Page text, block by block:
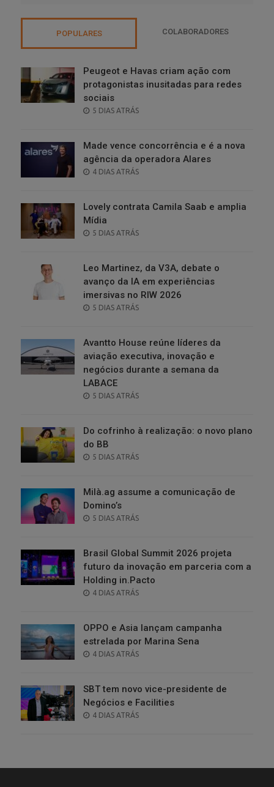
POPULARES COLABORADORES
Peugeot e Havas criam ação com
protagonistas inusitadas para redes
sociais
POSTED
5 DIAS ATRÁS
Made vence concorrência e é a nova
agência da operadora Alares
POSTED
4 DIAS ATRÁS
Lovely contrata Camila Saab e amplia
Mídia
POSTED
5 DIAS ATRÁS
Leo Martinez, da V3A, debate o
avanço da IA em experiências
imersivas no RIW 2026
POSTED
5 DIAS ATRÁS
Avantto House reúne líderes da
aviação executiva, inovação e
negócios durante a semana da
LABACE
POSTED
5 DIAS ATRÁS
Do cofrinho à realização: o novo plano
do BB
POSTED
5 DIAS ATRÁS
Milà.ag assume a comunicação de
Domino’s
POSTED
5 DIAS ATRÁS
Brasil Global Summit 2026 projeta
futuro da inovação em parceria com a
Holding in.Pacto
POSTED
4 DIAS ATRÁS
OPPO e Asia lançam campanha
estrelada por Marina Sena
POSTED
4 DIAS ATRÁS
SBT tem novo vice-presidente de
Negócios e Facilities
POSTED
4 DIAS ATRÁS